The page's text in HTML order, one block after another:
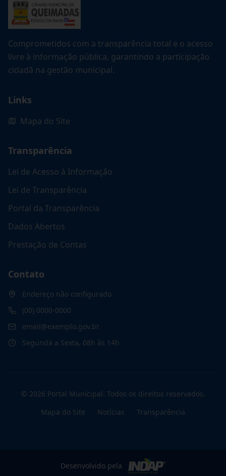
Comprometidos com a transparência total e o acesso
livre à informação pública, garantindo a participação
cidadã na gestão municipal.
Links
Mapa do Site
Transparência
Lei de Acesso à Informação
Lei de Transparência
Portal da Transparência
Dados Abertos
Prestação de Contas
Contato
Endereço não configurado
(00) 0000-0000
email@exemplo.gov.br
Segunda a Sexta, 08h às 14h
© 2026 Portal Municipal. Todos os direitos reservados.
Mapa do Site
Notícias Transparência
Desenvolvido pela